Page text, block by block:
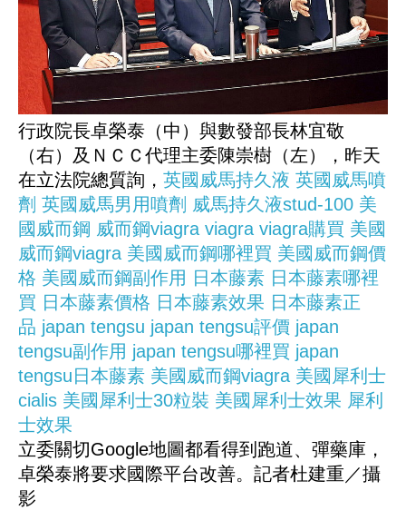
行政院長卓榮泰（中）與數發部長林宜敬
（右）及ＮＣＣ代理主委陳崇樹（左），昨天
在立法院總質詢， 英國威馬持久液 英國威馬噴
劑 英國威馬男用噴劑 威馬持久液stud-100 美
國威而鋼 威而鋼viagra viagra viagra購買 美國
威而鋼viagra 美國威而鋼哪裡買 美國威而鋼價
格 美國威而鋼副作用 日本藤素 日本藤素哪裡
買 日本藤素價格 日本藤素效果 日本藤素正
品 japan tengsu japan tengsu評價 japan
tengsu副作用 japan tengsu哪裡買 japan
tengsu日本藤素 美國威而鋼viagra 美國犀利士
cialis 美國犀利士30粒裝 美國犀利士效果 犀利
士效果
立委關切Google地圖都看得到跑道、彈藥庫，
卓榮泰將要求國際平台改善。記者杜建重／攝
影